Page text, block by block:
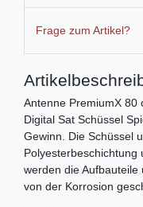
Frage zum Artikel?
Antenne PremiumX 80
Digital Sat Schüssel
Gewinn. Die Schüssel
Polyesterbeschichtung
werden die
von der Korrosion